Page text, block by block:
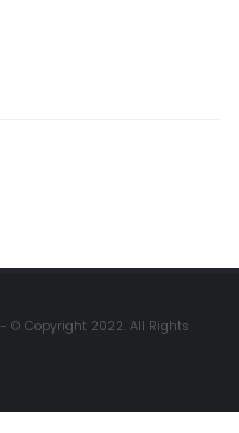
- © Copyright 2022. All Rights